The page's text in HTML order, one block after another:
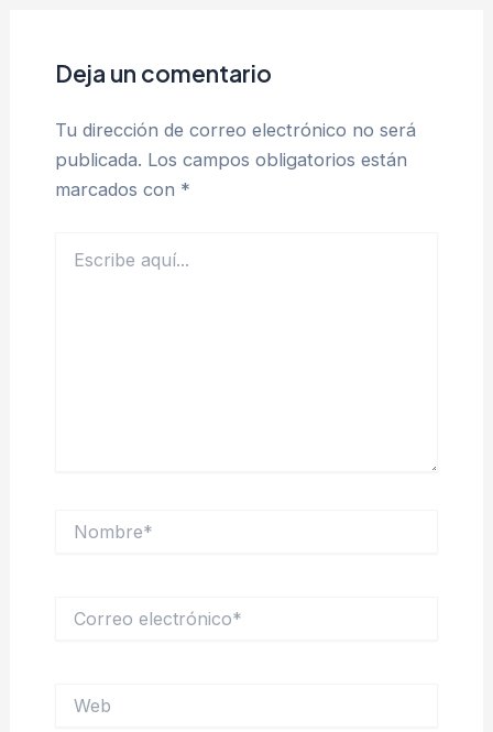
Deja un comentario
Tu dirección de correo electrónico no será
publicada. Los campos obligatorios están
marcados con *
aquí...
electrónico*